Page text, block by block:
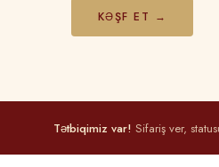
KƏŞF ET →
Tətbiqimiz var! Sifariş ver,